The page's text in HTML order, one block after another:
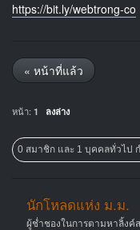
https://bit.ly/webtrong-co
« หน้าที่แล้ว
หน้า: 1 ลงล่าง
0 สมาชิก และ 1 บุคคลทั่วไป
นักโหลดแห่ง ม.ม.
ผู้ช่ำชองในการตามหาลิ้งค์